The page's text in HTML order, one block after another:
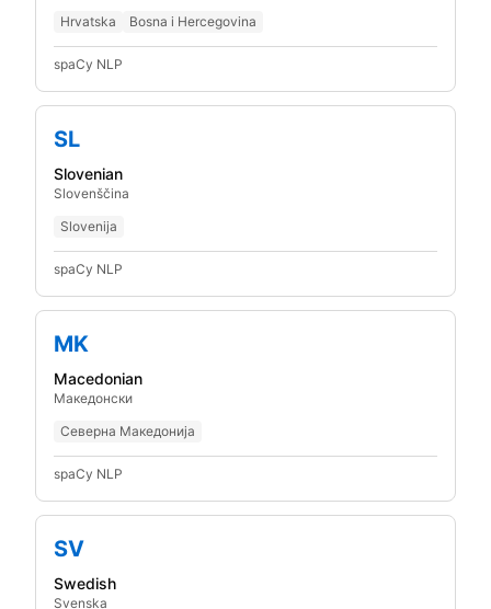
Hrvatska
Bosna i Hercegovina
spaCy NLP
SL
Slovenian
Slovenščina
Slovenija
spaCy NLP
MK
Macedonian
Македонски
Северна Македонија
spaCy NLP
SV
Swedish
Svenska